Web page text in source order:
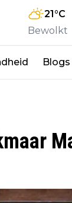
21°C
Bewolkt